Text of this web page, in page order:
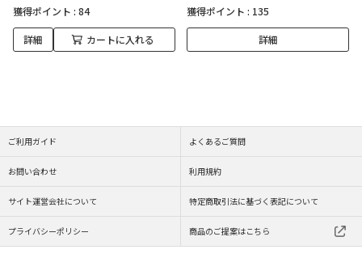
獲得ポイント : 84
詳細 カートに入れる
獲得ポイント : 135
詳細
ご利用ガイド よくあるご質問
お問い合わせ 利用規約
サイト運営会社について 特定商取引法に基づく表記について
プライバシーポリシー 商品のご提案はこちら